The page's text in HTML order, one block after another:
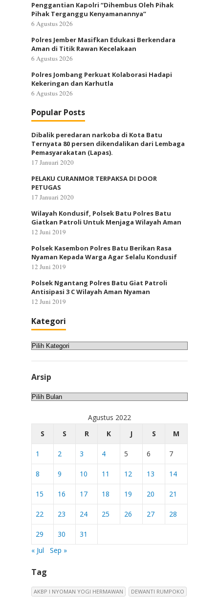
Penggantian Kapolri “Dihembus Oleh Pihak
Pihak Terganggu Kenyamanannya”
6 Agustus 2026
Polres Jember Masifkan Edukasi Berkendara
Aman di Titik Rawan Kecelakaan
6 Agustus 2026
Polres Jombang Perkuat Kolaborasi Hadapi
Kekeringan dan Karhutla
6 Agustus 2026
Popular Posts
Dibalik peredaran narkoba di Kota Batu
Ternyata 80 persen dikendalikan dari Lembaga
Pemasyarakatan (Lapas).
17 Januari 2020
PELAKU CURANMOR TERPAKSA DI DOOR
PETUGAS
17 Januari 2020
Wilayah Kondusif, Polsek Batu Polres Batu
Giatkan Patroli Untuk Menjaga Wilayah Aman
12 Juni 2019
Polsek Kasembon Polres Batu Berikan Rasa
Nyaman Kepada Warga Agar Selalu Kondusif
12 Juni 2019
Polsek Ngantang Polres Batu Giat Patroli
Antisipasi 3 C Wilayah Aman Nyaman
12 Juni 2019
Kategori
Kategori
Arsip
Arsip
Agustus 2022
S
S R K J S M
1 2 3 4 5 6 7
8 9 10 11 12 13 14
15 16 17 18 19 20 21
22 23 24 25 26 27 28
29 30
31
« Jul
Sep »
Tag
AKBP I NYOMAN YOGI HERMAWAN DEWANTI RUMPOKO